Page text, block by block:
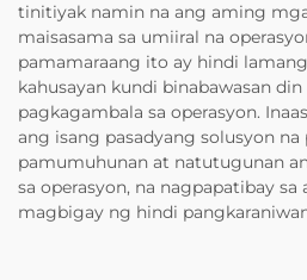
tinitiyak namin na ang aming
maisasama sa umiiral na
pamamaraang ito ay hindi
kahusayan kundi binabawasan
pagkagambala sa operasyon.
ang isang pasadyang solusyon
pamumuhunan at natutugunan
sa operasyon, na nagpapatibay
magbigay ng hindi